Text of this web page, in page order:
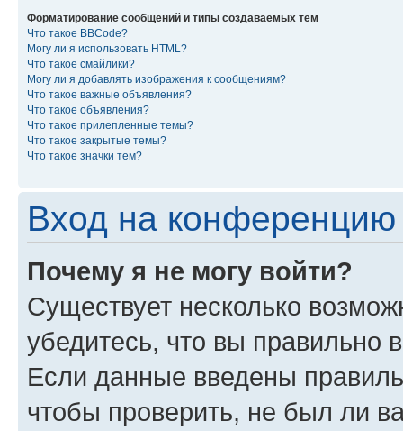
Форматирование сообщений и типы создаваемых тем
Что такое BBCode?
Могу ли я использовать HTML?
Что такое смайлики?
Могу ли я добавлять изображения к сообщениям?
Что такое важные объявления?
Что такое объявления?
Что такое прилепленные темы?
Что такое закрытые темы?
Что такое значки тем?
Вход на конференцию
Почему я не могу войти?
Существует несколько
убедитесь, что вы правильно
Если данные введены
чтобы проверить, не был ли